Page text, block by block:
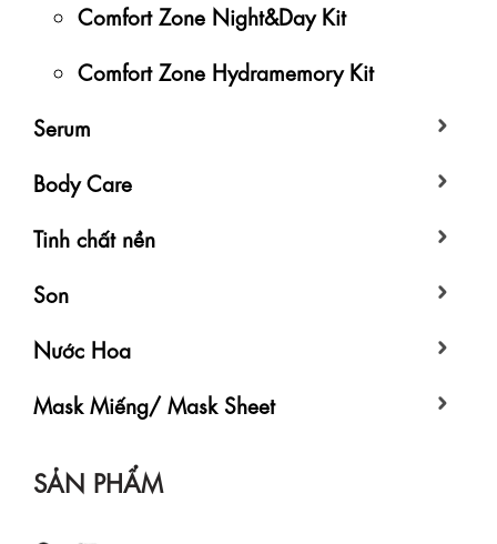
Comfort Zone Night&Day Kit
Comfort Zone Hydramemory Kit
Serum
Body Care
Tinh chất nền
Son
Nước Hoa
Mask Miếng/ Mask Sheet
SẢN PHẨM